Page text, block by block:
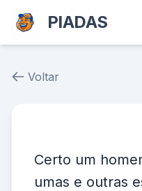
PIADAS
Voltar
Certo um
umas e outras